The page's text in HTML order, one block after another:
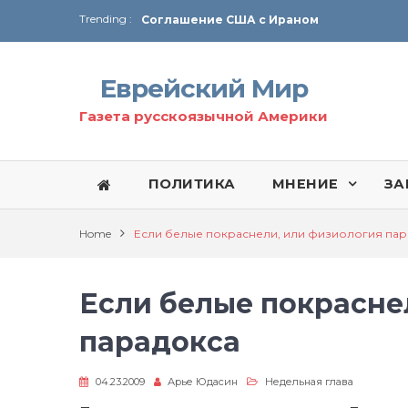
Trending :
Соглашение США с Ираном
Технология Революции в Иране
От Ирана до Ливана и Газы
Еврейский Мир
Газета русскоязычной Америки
ПОЛИТИКА МНЕНИЕ
Home Если белые покраснели, или физиология
Если белые
парадокса
04.23.2009 Арье Юдасин Недельная глава